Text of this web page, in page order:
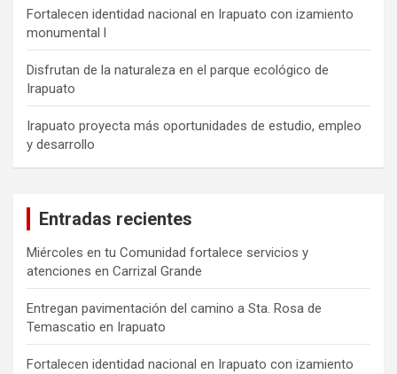
Fortalecen identidad nacional en Irapuato con izamiento
monumental l
Disfrutan de la naturaleza en el parque ecológico de
Irapuato
Irapuato proyecta más oportunidades de estudio, empleo
y desarrollo
Entradas recientes
Miércoles en tu Comunidad fortalece servicios y
atenciones en Carrizal Grande
Entregan pavimentación del camino a Sta. Rosa de
Temascatio en Irapuato
Fortalecen identidad nacional en Irapuato con izamiento